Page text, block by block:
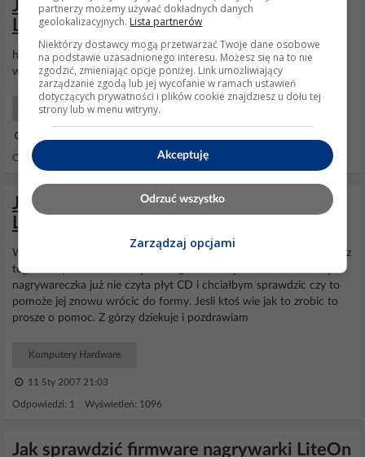
Jak zaktualizować firmware nagrywarki
LiteOn 52327S?
hmm. podpięta jako master na na osobnej licy, a programu do
wgrywania pod dosem nie znalazłem.
Komputery Hardware
Odpowiedzi: 8 Wyświetleń: 1500
Jak zaktualizować firmware DVDRW
LiteOn 2S81 do wersji 832S?
WItam, jestem posiadaczem nagrywarki DVD
mode 2S81 i z
tego co słyszałem można jakoś wgrac do niej bios od 832S. Moja
nagrywareczka już nie czyta płyt CD i chciałbym sprawdzic czy to
pomoże jej znowu wrócic do formy. Jesli ktoś wie jak to zrobic to
prosze o pomoc. Z górzy dziekuje i pozdrawiam
Komputery Hardware
11 Sty 2007 21:03
Odpowiedzi: 1 Wyświetleń: 1096
Jak sprawdzić firmware nagrywarki LiteOn
partnerzy możemy używać dokładnych danych
geolokalizacyjnych. Lista partnerów
Niektórzy dostawcy mogą przetwarzać Twoje dane osobowe
na podstawie uzasadnionego interesu. Możesz się na to nie
zgodzić, zmieniając opcje poniżej. Link umożliwiający
zarządzanie zgodą lub jej wycofanie w ramach ustawień
dotyczących prywatności i plików cookie znajdziesz u dołu tej
strony lub w menu witryny.
Akceptuję
Odrzuć wszystko
Zarządzaj opcjami